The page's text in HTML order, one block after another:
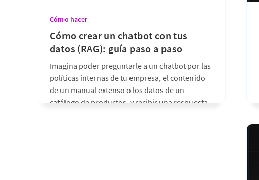
Cómo hacer
Cómo crear un chatbot con tus
datos (RAG): guía paso a paso
Imagina poder preguntarle a un chatbot por las
políticas internas de tu empresa, el contenido
de un manual extenso o los datos de un
catálogo de productos, y recibir una respuesta